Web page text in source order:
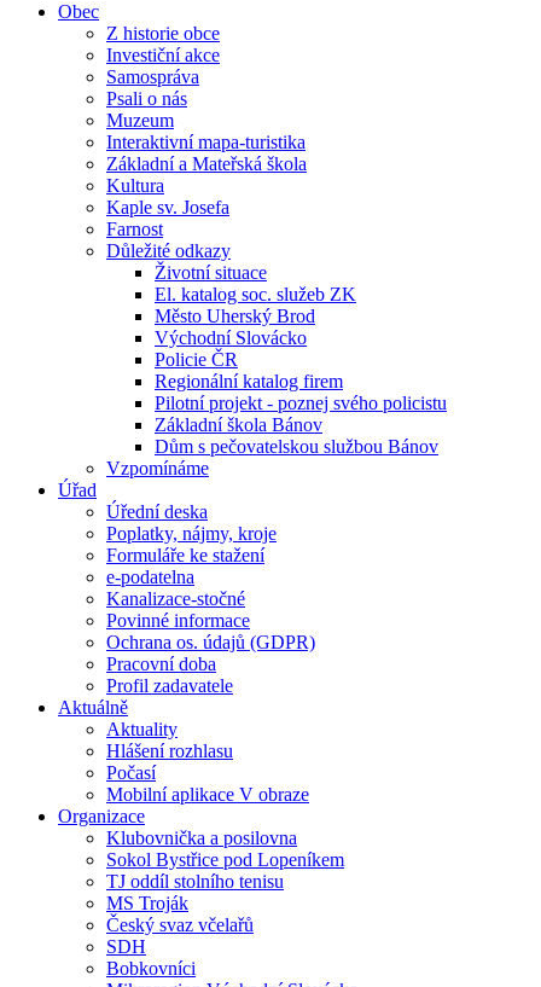
Obec
Z historie obce
Investiční akce
Samospráva
Psali o nás
Muzeum
Interaktivní mapa-turistika
Základní a Mateřská škola
Kultura
Kaple sv. Josefa
Farnost
Důležité odkazy
Životní situace
El. katalog soc. služeb ZK
Město Uherský Brod
Východní Slovácko
Policie ČR
Regionální katalog firem
Pilotní projekt - poznej svého policistu
Základní škola Bánov
Dům s pečovatelskou službou Bánov
Vzpomínáme
Úřad
Úřední deska
Poplatky, nájmy, kroje
Formuláře ke stažení
e-podatelna
Kanalizace-stočné
Povinné informace
Ochrana os. údajů (GDPR)
Pracovní doba
Profil zadavatele
Aktuálně
Aktuality
Hlášení rozhlasu
Počasí
Mobilní aplikace V obraze
Organizace
Klubovnička a posilovna
Sokol Bystřice pod Lopeníkem
TJ oddíl stolního tenisu
MS Troják
Český svaz včelařů
SDH
Bobkovníci